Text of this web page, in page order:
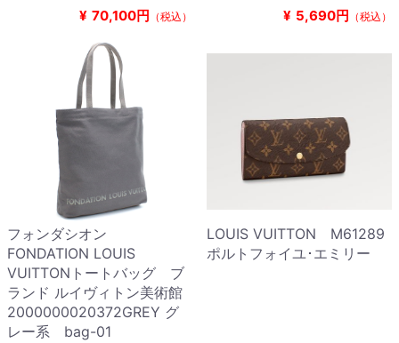
¥ 70,100円 （税込） ¥ 5,690円 （税込）
フォンダシオン
FONDATION LOUIS
VUITTONトートバッグ ブ
ランド ルイヴィトン美術館
2000000020372GREY グ
レー系 bag-01
LOUIS VUITTON M61289
ポルトフォイユ･エミリー